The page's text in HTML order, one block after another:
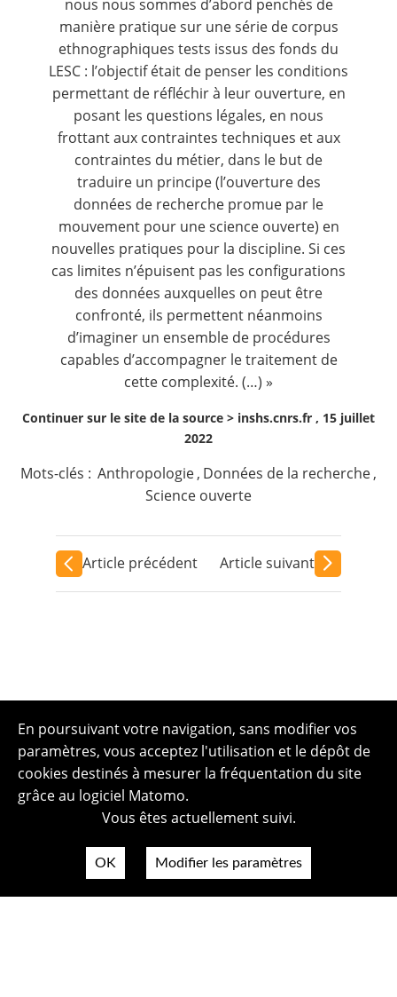
nous nous sommes d’abord penchés de
manière pratique sur une série de corpus
ethnographiques tests issus des fonds du
LESC : l’objectif était de penser les conditions
permettant de réfléchir à leur ouverture, en
posant les questions légales, en nous
frottant aux contraintes techniques et aux
contraintes du métier, dans le but de
traduire un principe (l’ouverture des
données de recherche promue par le
mouvement pour une science ouverte) en
nouvelles pratiques pour la discipline. Si ces
cas limites n’épuisent pas les configurations
des données auxquelles on peut être
confronté, ils permettent néanmoins
d’imaginer un ensemble de procédures
capables d’accompagner le traitement de
cette complexité. (…) »
Continuer sur le site de la source > inshs.cnrs.fr , 15 juillet
2022
Mots-clés : Anthropologie, Données de la recherche,
Science ouverte
Article précédent Article suivant
En poursuivant votre navigation, sans modifier vos
paramètres, vous acceptez l'utilisation et le dépôt de
cookies destinés à mesurer la fréquentation du site
grâce au logiciel Matomo.
Vous êtes actuellement suivi.
OK Modifier les paramètres